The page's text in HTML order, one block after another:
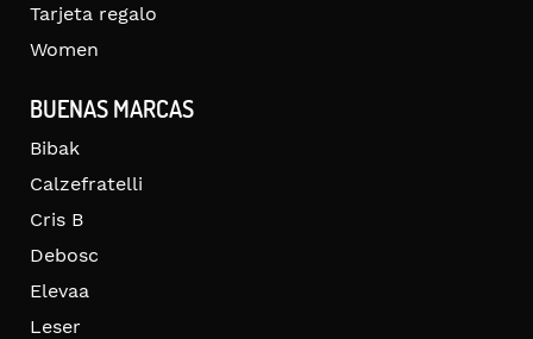
Tarjeta regalo
Women
BUENAS MARCAS
Bibak
Calzefratelli
Cris B
Debosc
Elevaa
Leser